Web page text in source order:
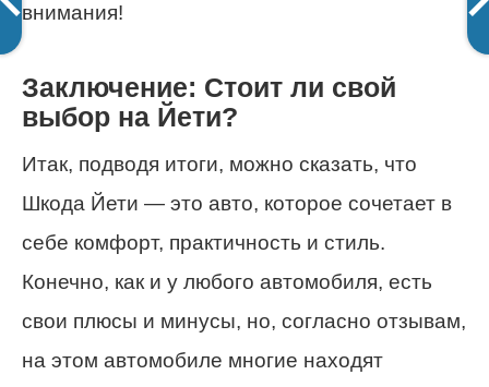
внимания!
Заключение: Стоит ли свой
выбор на Йети?
Итак, подводя итоги, можно сказать, что
Шкода Йети — это авто, которое сочетает в
себе комфорт, практичность и стиль.
Конечно, как и у любого автомобиля, есть
свои плюсы и минусы, но, согласно отзывам,
на этом автомобиле многие находят